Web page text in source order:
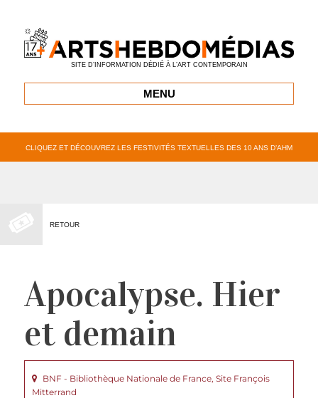
SITE D’INFORMATION DÉDIÉ À L’ART CONTEMPORAIN
MENU
CLIQUEZ ET DÉCOUVREZ LES FESTIVITÉS TEXTUELLES DES 10 ANS D’AHM
RETOUR
Apocalypse. Hier
et demain
BNF - Bibliothèque Nationale de France, Site François
Mitterrand